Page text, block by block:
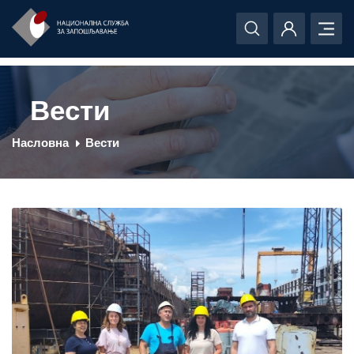
Вести
Насловна Вести